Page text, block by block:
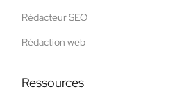
Rédacteur SEO
Rédaction web
Ressources